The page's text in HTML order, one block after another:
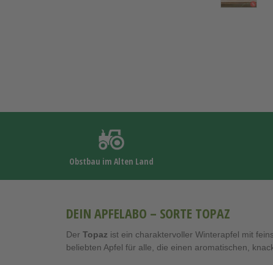
Obstbau im Alten Land
DEIN APFELABO – SORTE TOPAZ
Der Topaz ist ein charaktervoller Winterapfel mit
beliebten Apfel für alle, die einen aromatischen,